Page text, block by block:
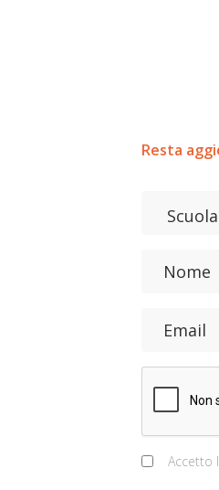
Resta
Accetto